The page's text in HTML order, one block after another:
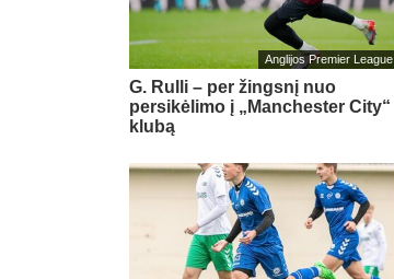
Anglijos Premier League
G. Rulli – per žingsnį nuo
persikėlimo į „Manchester City“
klubą